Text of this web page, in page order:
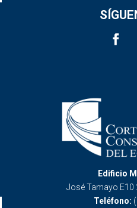
Edificio
José Tamayo E10
Teléfono: